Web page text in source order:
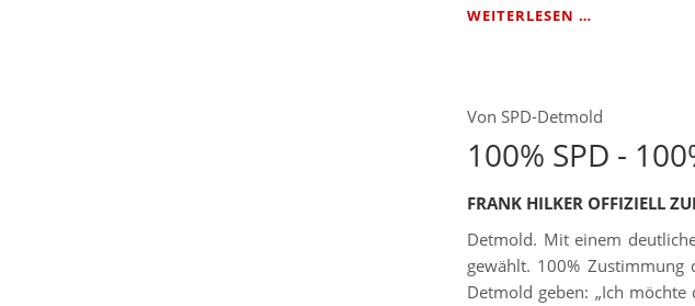
WEITERLESEN …
VonSPD-Detmold
100% SPD -
FRANK HILKER OFFIZIELL
Detmold. Mit einem
gewählt. 100% Zustimmung
Detmold geben: „Ich